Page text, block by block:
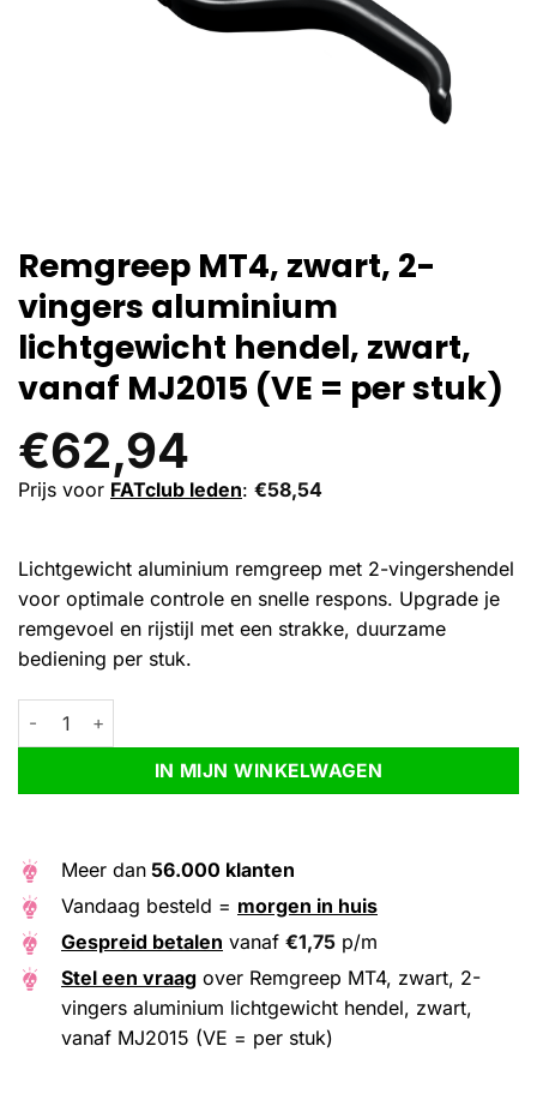
Remgreep MT4, zwart, 2-
vingers aluminium
lichtgewicht hendel, zwart,
vanaf MJ2015 (VE = per stuk)
€62,94
Prijs voor FATclub leden: €58,54
Lichtgewicht aluminium remgreep met 2-vingershendel
voor optimale controle en snelle respons. Upgrade je
remgevoel en rijstijl met een strakke, duurzame
bediening per stuk.
Remgreep MT4, zwart, 2-vingers aluminium lichtgewicht
IN MIJN WINKELWAGEN
Alternative:
Meer dan 56.000 klanten
Vandaag besteld = morgen in huis
Gespreid betalen vanaf €1,75 p/m
Stel een vraag over Remgreep MT4, zwart, 2-
vingers aluminium lichtgewicht hendel, zwart,
vanaf MJ2015 (VE = per stuk)